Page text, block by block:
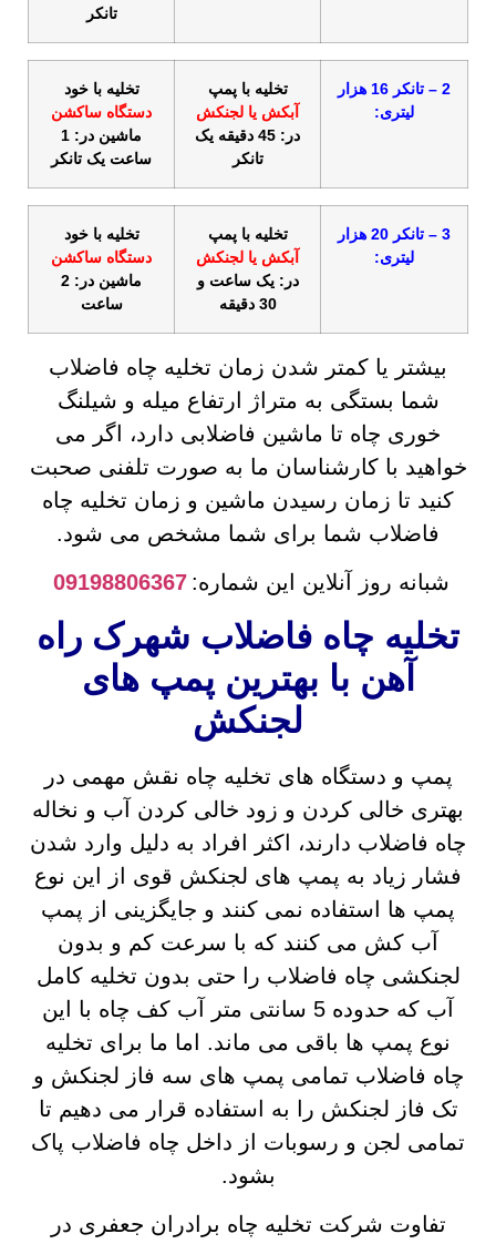
تانکر
2 – تانکر 16 هزار
لیتری:
تخلیه با پمپ
آبکش یا لجنکش
در: 45 دقیقه یک
تانکر
تخلیه با خود
دستگاه ساکشن
ماشین در: 1
ساعت یک تانکر
3 – تانکر 20 هزار
لیتری:
تخلیه با پمپ
آبکش یا لجنکش
در: یک ساعت و
30 دقیقه
تخلیه با خود
دستگاه ساکشن
ماشین در: 2
ساعت
بیشتر یا کمتر شدن زمان تخلیه چاه فاضلاب
شما بستگی به متراژ ارتفاع میله و شیلنگ
خوری چاه تا ماشین فاضلابی دارد، اگر می
خواهید با کارشناسان ما به صورت تلفنی صحبت
کنید تا زمان رسیدن ماشین و زمان تخلیه چاه
فاضلاب شما برای شما مشخص می شود.
شبانه روز آنلاین این شماره: 09198806367
تخلیه چاه فاضلاب شهرک راه
آهن با بهترین پمپ های
لجنکش
پمپ و دستگاه های تخلیه چاه نقش مهمی در
بهتری خالی کردن و زود خالی کردن آب و نخاله
چاه فاضلاب دارند، اکثر افراد به دلیل وارد شدن
فشار زیاد به پمپ های لجنکش قوی از این نوع
پمپ ها استفاده نمی کنند و جایگزینی از پمپ
آب کش می کنند که با سرعت کم و بدون
لجنکشی چاه فاضلاب را حتی بدون تخلیه کامل
آب که حدوده 5 سانتی متر آب کف چاه با این
نوع پمپ ها باقی می ماند. اما ما برای تخلیه
چاه فاضلاب تمامی پمپ های سه فاز لجنکش و
تک فاز لجنکش را به استفاده قرار می دهیم تا
تمامی لجن و رسوبات از داخل چاه فاضلاب پاک
بشود.
تفاوت شرکت تخلیه چاه برادران جعفری در